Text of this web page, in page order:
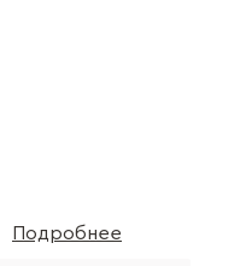
Подробнее